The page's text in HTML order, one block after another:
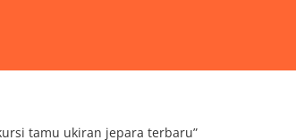
tamu ukiran jepara terbaru”